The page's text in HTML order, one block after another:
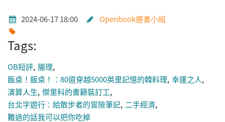
2024-06-17 18:00 Openbook選書小組
Tags:
OB短評
腸理
飯桌！飯桌！：80道穿越5000英里記憶的韓料理
幸運之人
演算人生
傑里科的書籍裝訂工
台北字遊行：給散步者的冒險筆記
二手經濟
難過的話我可以把你吃掉